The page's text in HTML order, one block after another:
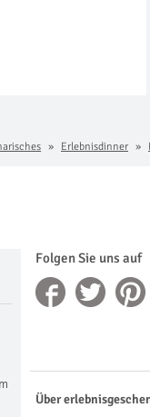
Erlebnisdinner
Folgen Sie uns auf
Über